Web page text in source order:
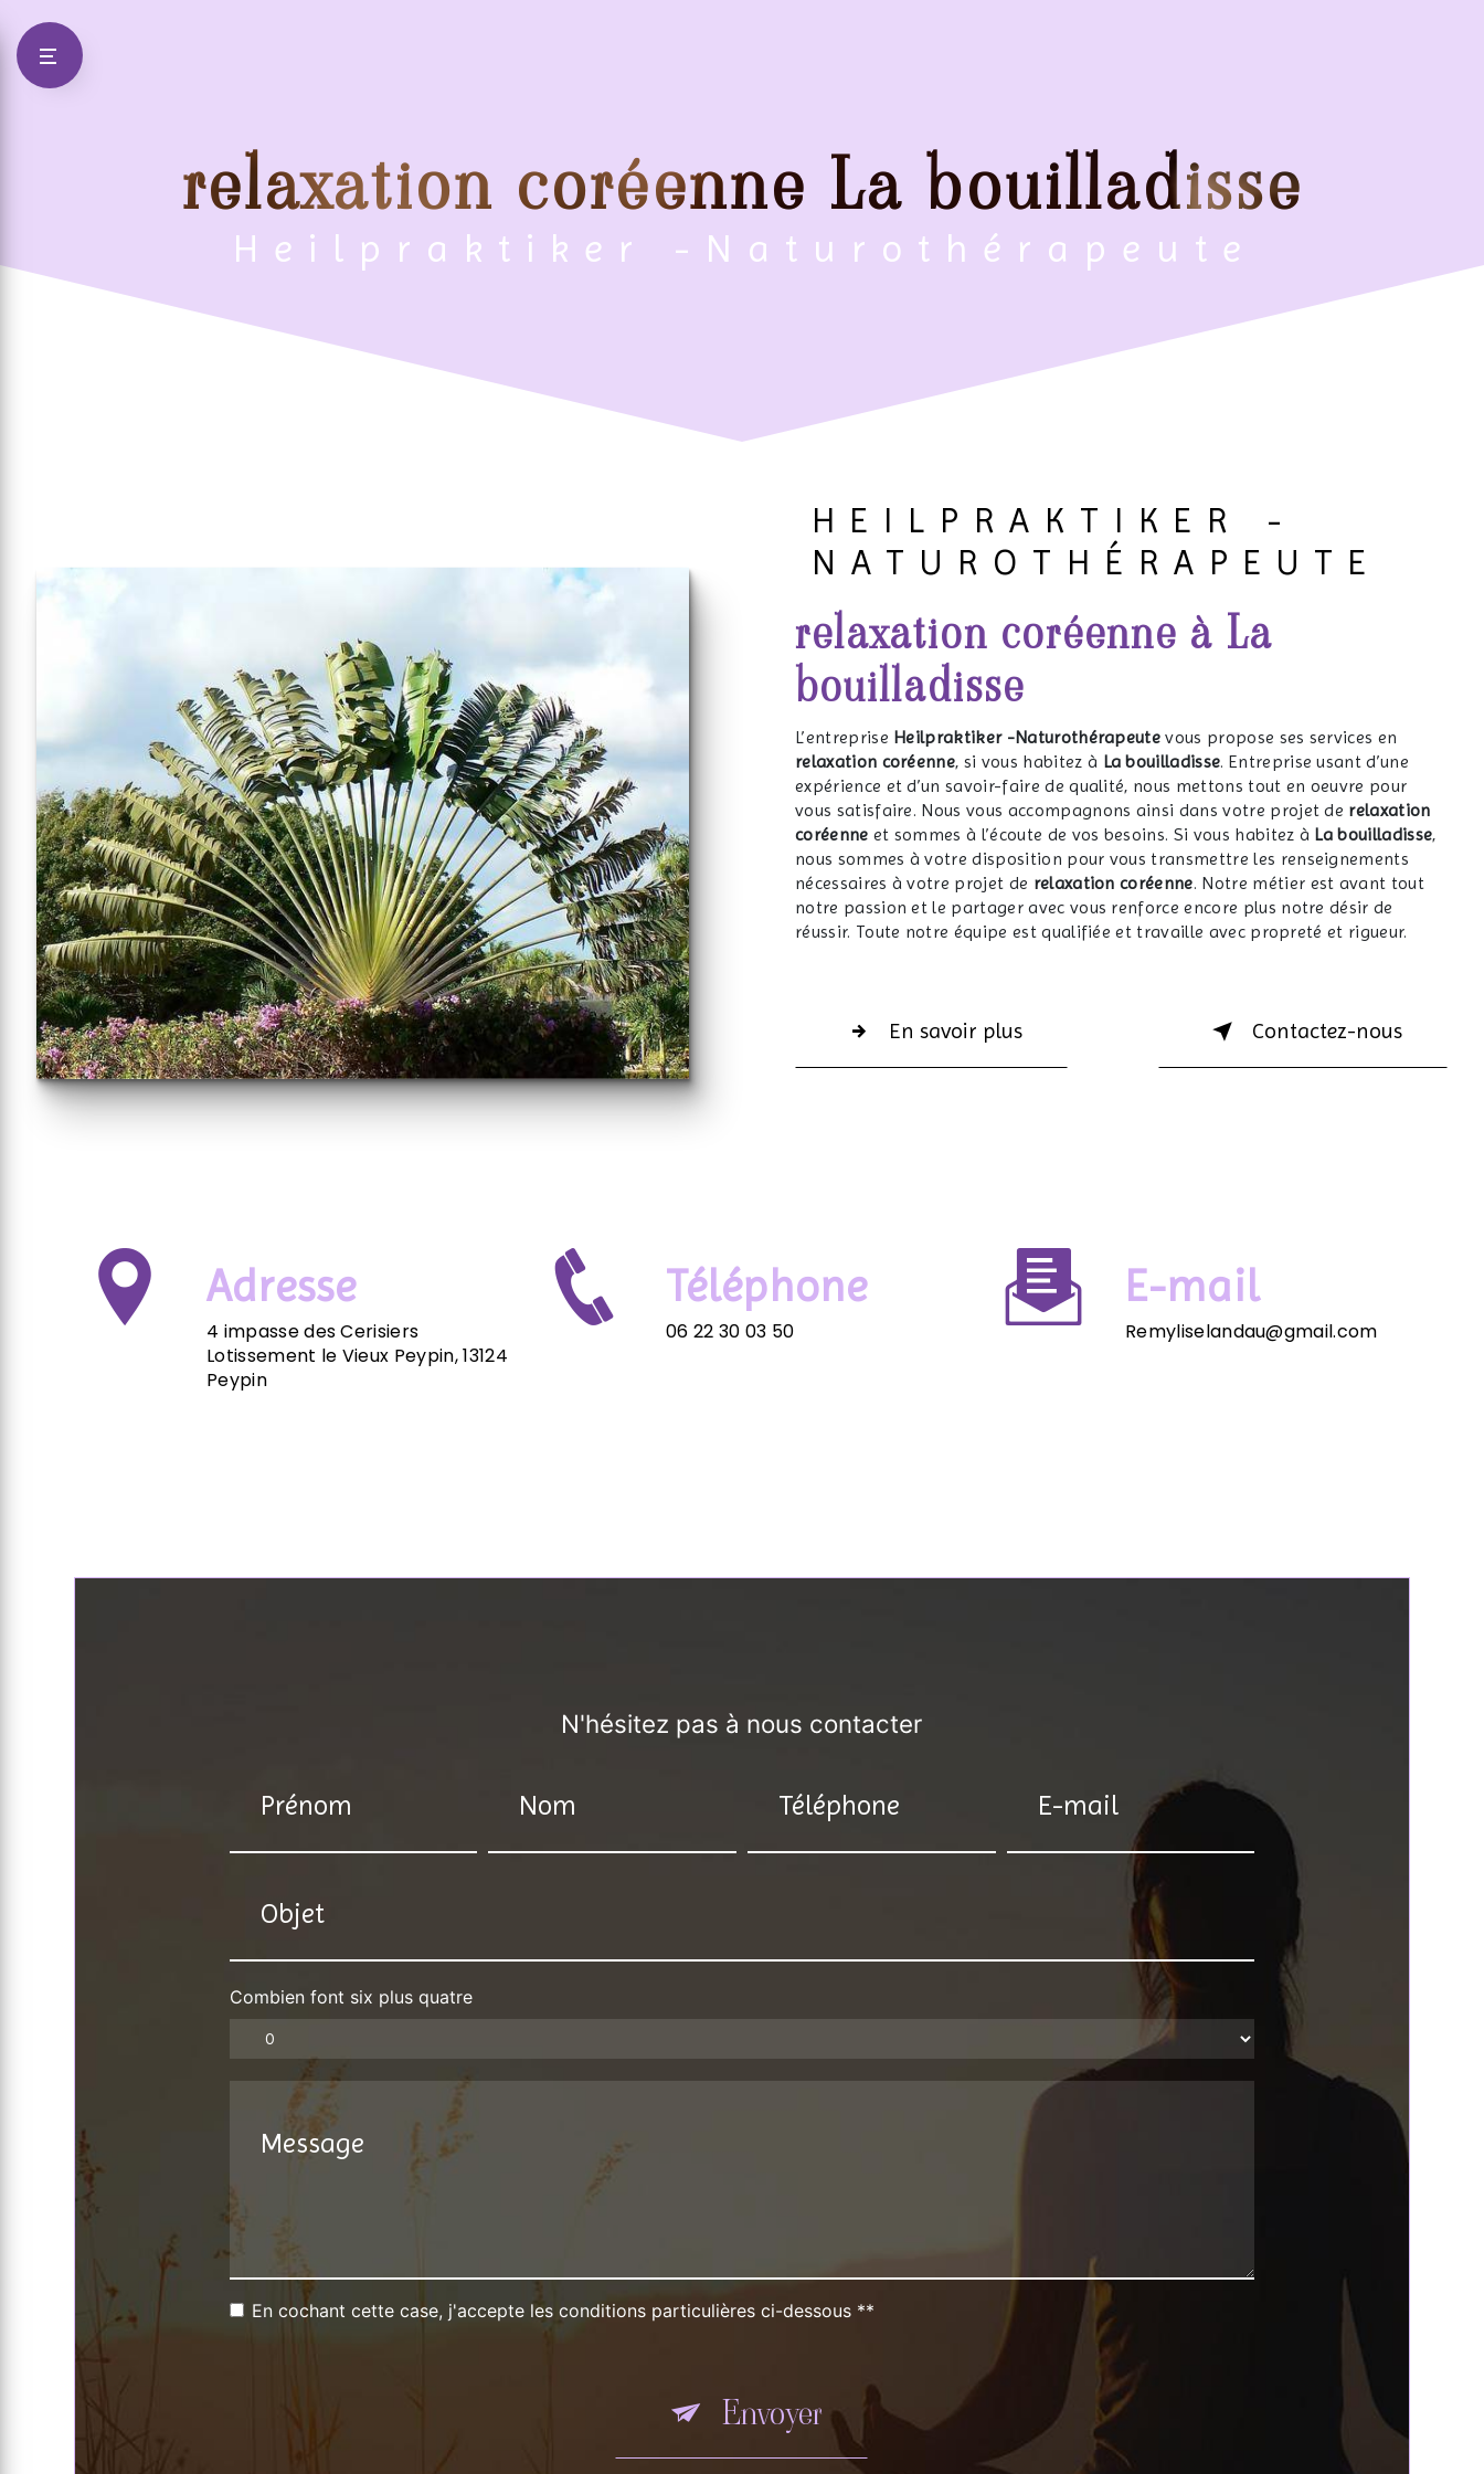
relaxation coréenne La bouilladisse
Heilpraktiker -Naturothérapeute
HEILPRAKTIKER -
NATUROTHÉRAPEUTE
relaxation coréenne à La
bouilladisse
L’entreprise Heilpraktiker -Naturothérapeute vous propose ses services en
relaxation coréenne, si vous habitez à La bouilladisse. Entreprise usant d’une
expérience et d’un savoir-faire de qualité, nous mettons tout en oeuvre pour
vous satisfaire. Nous vous accompagnons ainsi dans votre projet de relaxation
coréenne et sommes à l’écoute de vos besoins. Si vous habitez à La bouilladisse,
nous sommes à votre disposition pour vous transmettre les renseignements
nécessaires à votre projet de relaxation coréenne. Notre métier est avant tout
notre passion et le partager avec vous renforce encore plus notre désir de
réussir. Toute notre équipe est qualifiée et travaille avec propreté et rigueur.
En savoir plus Contactez-nous
Adresse
4 impasse des Cerisiers
Lotissement le Vieux Peypin, 13124
Peypin
Téléphone
06 22 30 03 50
E-mail
Remyliselandau@gmail.com
N'hésitez pas à nous contacter
Combien font six plus quatre
En cochant cette case, j'accepte les conditions particulières ci-dessous **
Envoyer